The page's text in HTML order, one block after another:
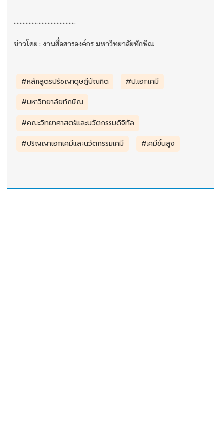
..........................................
ข่าวโดย : งานสื่อสารองค์กร มหาวิทยาลัยทักษิณ
#หลักสูตรปรัชญาดุษฎีบัณฑิต
#ป.เอกเคมี
#มหาวิทยาลัยทักษิณ
#คณะวิทยาศาสตร์และนวัตกรรมดิจิทัล
#ปริญญาเอกเคมีและนวัตกรรมเคมี
#เคมีขั้นสูง